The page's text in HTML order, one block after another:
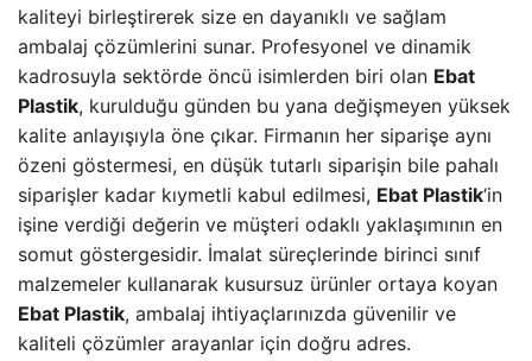
kaliteyi birleştirerek size en dayanıklı ve sağlam
ambalaj çözümlerini sunar. Profesyonel ve dinamik
kadrosuyla sektörde öncü isimlerden biri olan Ebat
Plastik, kurulduğu günden bu yana değişmeyen yüksek
kalite anlayışıyla öne çıkar. Firmanın her siparişe aynı
özeni göstermesi, en düşük tutarlı siparişin bile pahalı
siparişler kadar kıymetli kabul edilmesi, Ebat Plastik‘in
işine verdiği değerin ve müşteri odaklı yaklaşımının en
somut göstergesidir. İmalat süreçlerinde birinci sınıf
malzemeler kullanarak kusursuz ürünler ortaya koyan
Ebat Plastik, ambalaj ihtiyaçlarınızda güvenilir ve
kaliteli çözümler arayanlar için doğru adres.